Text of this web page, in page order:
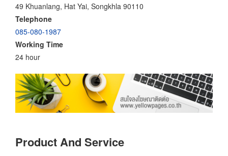
49 Khuanlang, Hat Yai, Songkhla 90110
Telephone
085-080-1987
Working Time
24 hour
Product And Service